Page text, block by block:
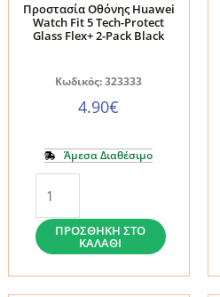
Clear
ποσότητα
Προστασία Οθόνης Huawei
Watch Fit 5 Tech-Protect
Glass Flex+ 2-Pack Black
Κωδικός: 323333
4.90€
Άμεσα Διαθέσιμο
Οθόνης
Huawei
Watch
Fit
ΠΡΟΣΘΉΚΗ ΣΤΟ
ΚΑΛΆΘΙ